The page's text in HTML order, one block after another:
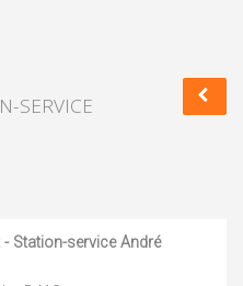
SERVICE
Station-service André